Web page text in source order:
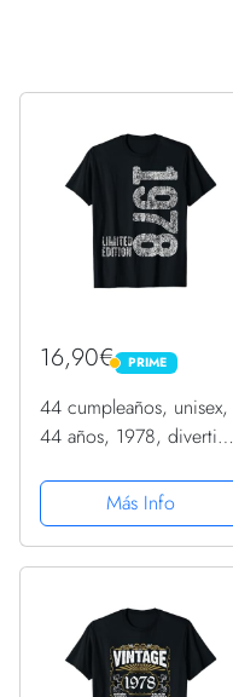
16,90€ PRIME
PRIME
44 cumpleaños, unisex,
44 años, 1978, divertido
Más Info